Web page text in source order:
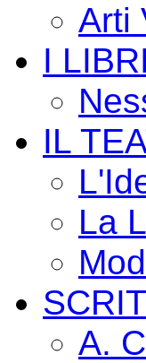
Arti
I
IL
La
A.